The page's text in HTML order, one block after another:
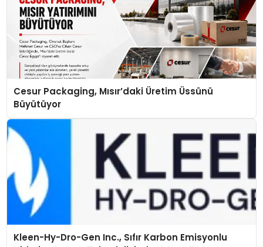
Cesur Packaging, Mısır’daki Üretim Üssünü
Büyütüyor
Kleen-Hy-Dro-Gen Inc., Sıfır Karbon Emisyonlu